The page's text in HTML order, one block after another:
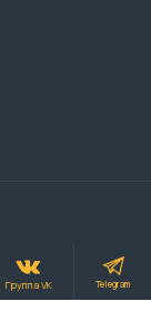
Группа VK Telegram